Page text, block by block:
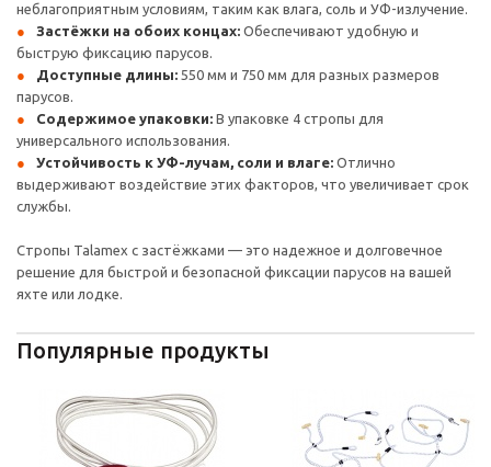
неблагоприятным условиям, таким как влага, соль и УФ-излучение.
Застёжки на обоих концах: Обеспечивают удобную и
быструю фиксацию парусов.
Доступные длины: 550 мм и 750 мм для разных размеров
парусов.
Содержимое упаковки: В упаковке 4 стропы для
универсального использования.
Устойчивость к УФ-лучам, соли и влаге: Отлично
выдерживают воздействие этих факторов, что увеличивает срок
службы.
Стропы Talamex с застёжками — это надежное и долговечное
решение для быстрой и безопасной фиксации парусов на вашей
яхте или лодке.
Популярные продукты